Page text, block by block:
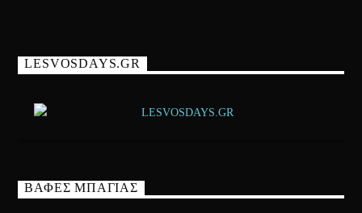
LESVOSDAYS.GR
ΒΑΦΕΣ ΜΠΑΓΙΑΣ